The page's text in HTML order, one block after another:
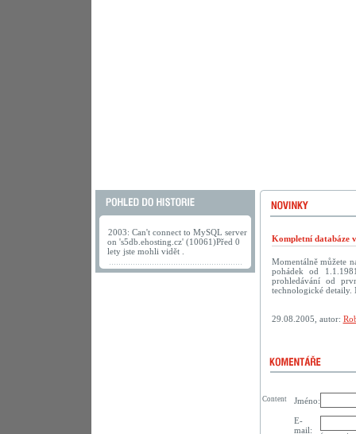
2003: Can't connect to MySQL server
on 's5db.ehosting.cz' (10061)Před 0
lety jste mohli vidět .
Kompletní databáze
Momentálně můžete
pohádek od
prohledávání od
technologické detaily.
29.08.2005, autor:
Jméno:
E-
mail:
Content